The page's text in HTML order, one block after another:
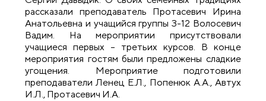
рассказали преподаватель Протасевич Ирина
Анатольевна и учащийся группы З-12 Волосевич
Вадим. На мероприятии присутствовали
учащиеся первых – третьих курсов. В конце
мероприятия гостям были предложены сладкие
угощения. Мероприятие подготовили
преподаватели Ленец Е.Л., Попенюк А.А., Автух
И.Л., Протасевич И.А.